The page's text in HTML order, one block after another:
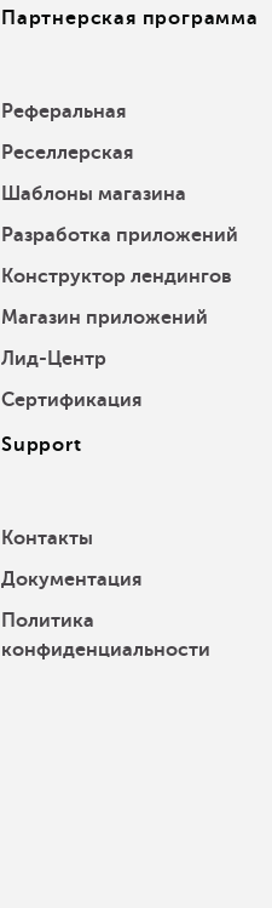
Партнерская программа
Реферальная
Реселлерская
Шаблоны магазина
Разработка приложений
Конструктор лендингов
Магазин приложений
Лид-Центр
Сертификация
Support
Контакты
Документация
Политика
конфиденциальности